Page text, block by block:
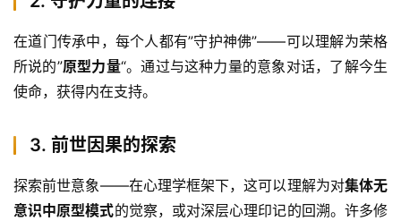
在道门传承中，每个人都有”守护神佛”——可以理解为荣格
所说的”原型力量“。通过与这种力量的意象对话，了解今生
使命，获得内在支持。
3. 前世因果的探索
探索前世意象——在心理学框架下，这可以理解为对集体无
意识中原型模式的觉察，或对深层心理印记的回溯。许多修